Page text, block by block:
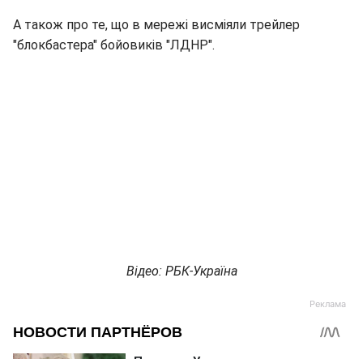
А також про те, що в мережі висміяли трейлер
"блокбастера" бойовиків "ЛДНР".
Відео: РБК-Україна